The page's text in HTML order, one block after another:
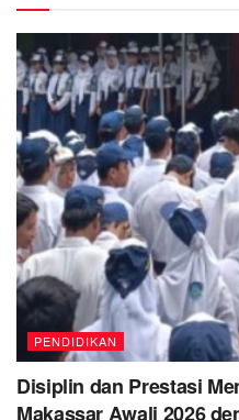
PENDIDIKAN
Disiplin dan Prestasi
Makassar Awali 2026